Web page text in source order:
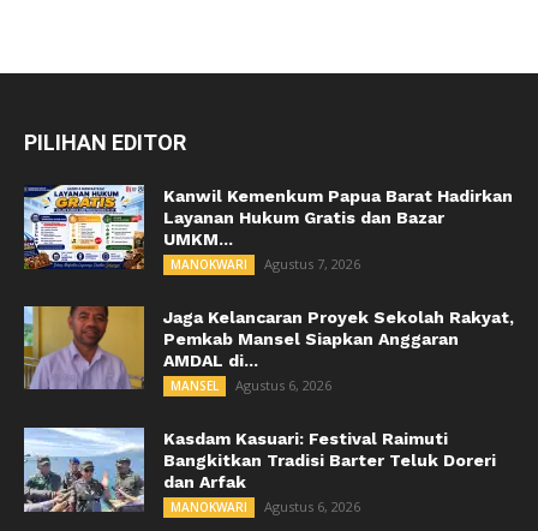
PILIHAN EDITOR
Kanwil Kemenkum Papua Barat Hadirkan
Layanan Hukum Gratis dan Bazar
UMKM...
MANOKWARI Agustus 7, 2026
Jaga Kelancaran Proyek Sekolah Rakyat,
Pemkab Mansel Siapkan Anggaran
AMDAL di...
MANSEL Agustus 6, 2026
Kasdam Kasuari: Festival Raimuti
Bangkitkan Tradisi Barter Teluk Doreri
dan Arfak
MANOKWARI Agustus 6, 2026